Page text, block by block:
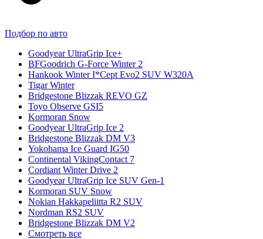
Подбор по авто
Goodyear UltraGrip Ice+
BFGoodrich G-Force Winter 2
Hankook Winter I*Cept Evo2 SUV W320A
Tigar Winter
Bridgestone Blizzak REVO GZ
Toyo Observe GSI5
Kormoran Snow
Goodyear UltraGrip Ice 2
Bridgestone Blizzak DM V3
Yokohama Ice Guard IG50
Continental VikingContact 7
Cordiant Winter Drive 2
Goodyear UltraGrip Ice SUV Gen-1
Kormoran SUV Snow
Nokian Hakkapeliitta R2 SUV
Nordman RS2 SUV
Bridgestone Blizzak DM V2
Смотреть все